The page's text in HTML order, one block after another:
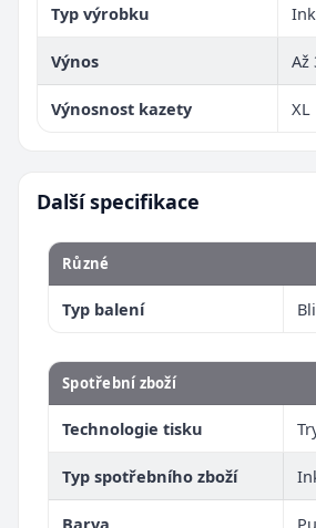
Typ výrobku
Výnos Až
Výnosnost kazety XL
Další specifikace
Různé
Typ balení
Spotřební zboží
Technologie tisku
Typ spotřebního zboží
Barva